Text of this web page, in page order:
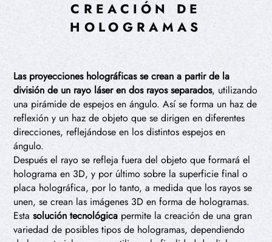
CREACIÓN DE
HOLOGRAMAS
Las proyecciones holográficas se crean a partir de la
división de un rayo láser en dos rayos separados, utilizando
una pirámide de espejos en ángulo. Así se forma un haz de
reflexión y un haz de objeto que se dirigen en diferentes
direcciones, reflejándose en los distintos espejos en
ángulo.
Después el rayo se refleja fuera del objeto que formará el
holograma en 3D, y por último sobre la superficie final o
placa holográfica, por lo tanto, a medida que los rayos se
unen, se crean las imágenes 3D en forma de hologramas.
Estasolución tecnológica permite la creación de una gran
variedad de posibles tipos de hologramas, dependiendo